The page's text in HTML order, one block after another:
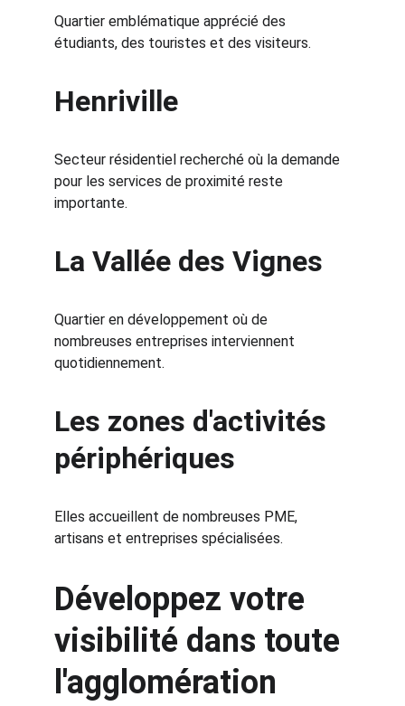
Quartier emblématique apprécié des
étudiants, des touristes et des visiteurs.
Henriville
Secteur résidentiel recherché où la demande
pour les services de proximité reste
importante.
La Vallée des Vignes
Quartier en développement où de
nombreuses entreprises interviennent
quotidiennement.
Les zones d'activités
périphériques
Elles accueillent de nombreuses PME,
artisans et entreprises spécialisées.
Développez votre
visibilité dans toute
l'agglomération